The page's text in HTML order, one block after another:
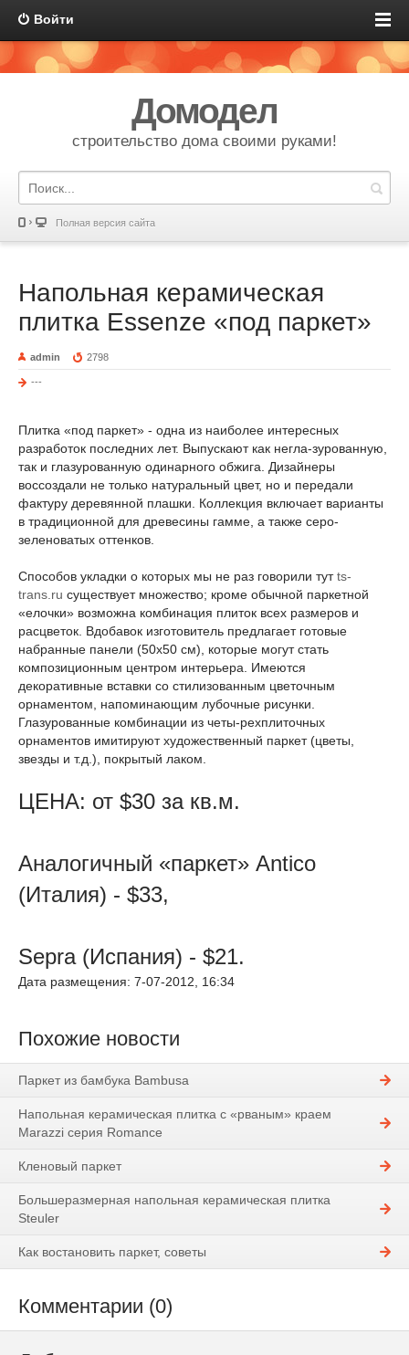
Войти
Домодел
строительство дома своими руками!
Полная версия сайта
Напольная керамическая
плитка Essenze «под паркет»
admin 2798
---
Плитка «под паркет» - одна из наиболее интересных
разработок последних лет. Выпускают как негла-зурованную,
так и глазурованную одинарного обжига. Дизайнеры
воссоздали не только натуральный цвет, но и передали
фактуру деревянной плашки. Коллекция включает варианты
в традиционной для древесины гамме, а также серо-
зеленоватых оттенков.
Способов укладки о которых мы не раз говорили тутts-
trans.ru существует множество; кроме обычной паркетной
«елочки» возможна комбинация плиток всех размеров и
расцветок. Вдобавок изготовитель предлагает готовые
набранные панели (50x50 см), которые могут стать
композиционным центром интерьера. Имеются
декоративные вставки со стилизованным цветочным
орнаментом, напоминающим лубочные рисунки.
Глазурованные комбинации из четы-рехплиточных
орнаментов имитируют художественный паркет (цветы,
звезды и т.д.), покрытый лаком.
ЦЕНА: от $30 за кв.м.
Аналогичный «паркет» Antico
(Италия) - $33,
Sepra (Испания) - $21.
Дата размещения: 7-07-2012, 16:34
Похожие новости
Паркет из бамбука Bambusa
Напольная керамическая плитка с «рваным» краем
Marazzi серия Romance
Кленовый паркет
Большеразмерная напольная керамическая плитка
Steuler
Как востановить паркет, советы
Комментарии (0)